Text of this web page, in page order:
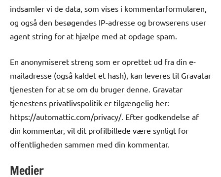
indsamler vi de data, som vises i kommentarformularen,
og også den besøgendes IP-adresse og browserens user
agent string for at hjælpe med at opdage spam.
En anonymiseret streng som er oprettet ud fra din e-
mailadresse (også kaldet et hash), kan leveres til Gravatar
tjenesten for at se om du bruger denne. Gravatar
tjenestens privatlivspolitik er tilgængelig her:
https://automattic.com/privacy/. Efter godkendelse af
din kommentar, vil dit profilbillede være synligt for
offentligheden sammen med din kommentar.
Medier